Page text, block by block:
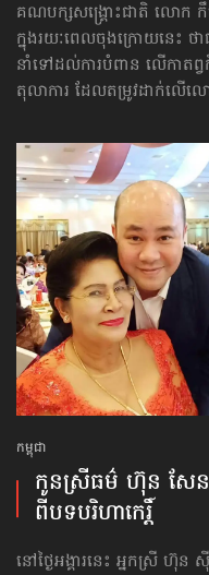
គណបក្ស​សង្គ្រោះ​ជាតិ លោក កឹ
ក្នុងរយៈពេលចុងក្រោយនេះ
នាំទៅដល់​ការបំពាន លើកាតព្វ
តុលាការ ដែលតម្រូវដាក់​លើ​ល
កម្ពុជា
កូនស្រីធម៌ ហ៊ុន សែ
ពីបទ​បរិហាកេរ្ដិ៍
នៅថ្ងៃអង្គារនេះ អ្នកស្រី ហ៊ុ